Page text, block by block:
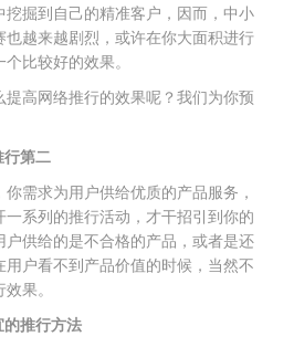
掘到自己的精准客户，因而，中小
越来越剧烈，或许在你大面积进行
比较好的效果。
高网络推行的效果呢？我们为你预
第二
需求为用户供给优质的产品服务，
系列的推行活动，才干招引到你的
供给的是不合格的产品，或者是还
户看不到产品价值的时候，当然不
果。
推行方法